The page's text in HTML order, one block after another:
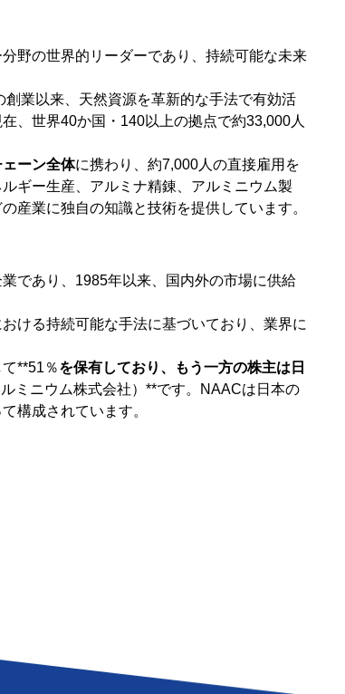
野の世界的リーダーであり、持続可能な未来
創業以来、天然資源を革新的な手法で有効活
、世界40か国・140以上の拠点で約33,000人
ーン全体に携わり、約7,000人の直接雇用を
ギー生産、アルミナ精錬、アルミニウム製
産業に独自の知識と技術を提供しています。
であり、1985年以来、国内外の市場に供給
ける持続可能な手法に基づいており、業界に
**51％を保有しており、もう一方の株主は日
ミニウム株式会社）**です。NAACは日本の
構成されています。